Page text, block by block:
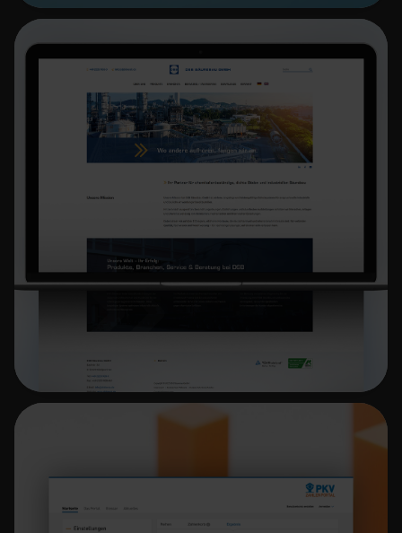
Multilinguale B2B-Website auf
TYPO3
Website-Relaunch mit TYPO3
Mehr erfahren